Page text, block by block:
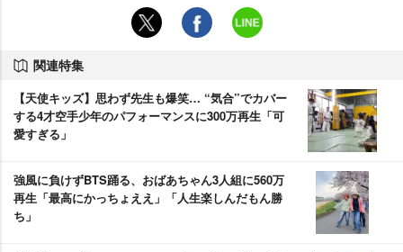
関連特集
【天使キッズ】思わず先生も爆笑… “気合”でカバー
する4才空手少年のパフォーマンスに300万再生「可
愛すぎる」
強風に負けずBTS踊る、おばあちゃん3人組に560万
再生「最高にかっちょええ」「人生楽しんだもん勝
ち」